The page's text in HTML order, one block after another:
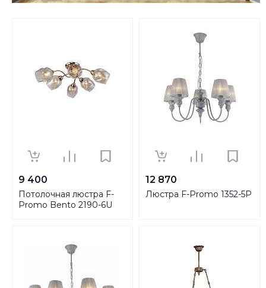
9 400
Потолочная люстра F-
Promo Bento 2190-6U
12 870
Люстра F-Promo 1352-5P